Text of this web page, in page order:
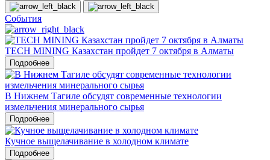
События
TECH MINING Казахстан пройдет 7 октября в Алматы
Подробнее
В Нижнем Тагиле обсудят современные технологии
измельчения минерального сырья
Подробнее
Кучное выщелачивание в холодном климате
Подробнее